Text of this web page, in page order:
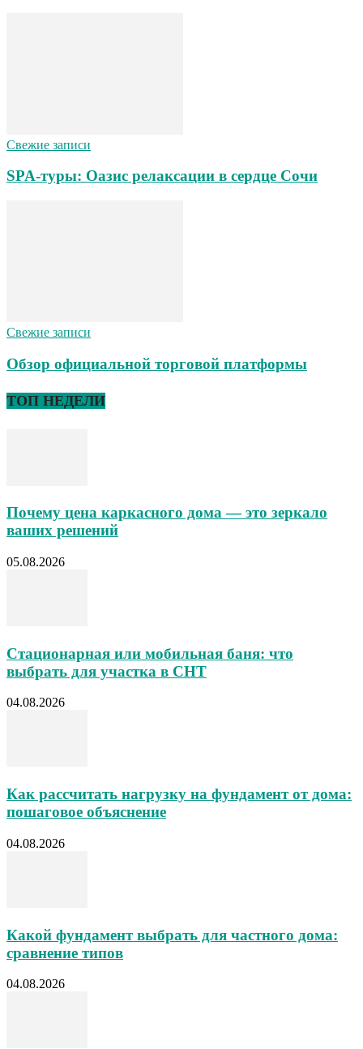
Свежие записи
SPA-туры: Оазис релаксации в сердце Сочи
Свежие записи
Обзор официальной торговой платформы
ТОП НЕДЕЛИ
Почему цена каркасного дома — это зеркало
ваших решений
05.08.2026
Стационарная или мобильная баня: что
выбрать для участка в СНТ
04.08.2026
Как рассчитать нагрузку на фундамент от дома:
пошаговое объяснение
04.08.2026
Какой фундамент выбрать для частного дома:
сравнение типов
04.08.2026